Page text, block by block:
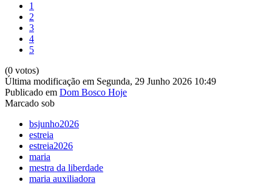
1
2
3
4
5
(0 votos)
Última modificação em Segunda, 29 Junho 2026 10:49
Publicado em Dom Bosco Hoje
Marcado sob
bsjunho2026
estreia
estreia2026
maria
mestra da liberdade
maria auxiliadora